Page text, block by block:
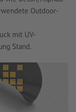
Outdoor-
mit UV-
Stand.